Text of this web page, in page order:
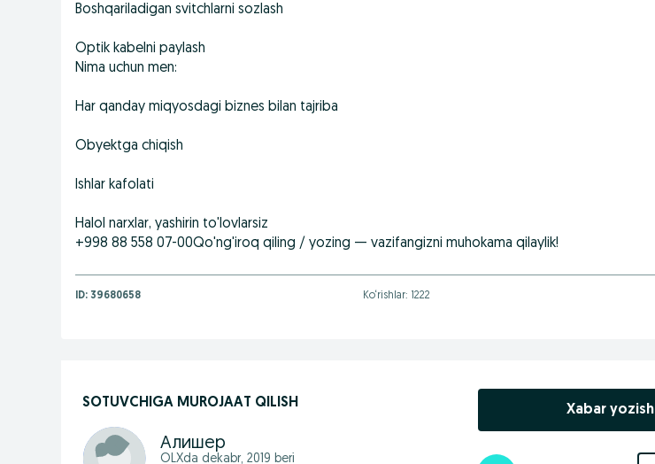
Boshqariladigan svitchlarni sozlash
Optik kabelni paylash
Nima uchun men:
Har qanday miqyosdagi biznes bilan tajriba
Obyektga chiqish
Ishlar kafolati
Halol narxlar, yashirin to'lovlarsiz
+998 88 558 07-00Qo'ng'iroq qiling / yozing — vazifangizni muhokama qilaylik!
ID: 39680658 Ko‘rishlar: 1222
SOTUVCHIGA MUROJAAT QILISH
Алишер
OLXda dekabr, 2019 beri
Xabar yozish